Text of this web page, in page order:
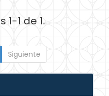
1-1 de 1.
Siguiente